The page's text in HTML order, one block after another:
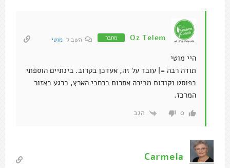
Oz Telem מחבר השב ל מוטי
היי מוטי
תודה רבה =] עובד על זה, אעדכן בקרוב. בינתיים הוספתי
בפוסט נקודות מכירה אחרות ברחבי הארץ, כרגע באזור
המרכז.
0 הגב
Carmela